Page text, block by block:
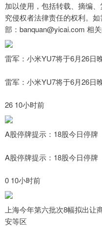
加以使用，包括转载、摘编
究侵权者法律责任的权利。
部：banquan@yicai.com 相
雷军：小米YU7将于6月26日
雷军：小米YU7将于6月26日
26 10小时前
A股停牌提示：18股今日停牌
A股停牌提示：18股今日停牌
0 10小时前
上海今年第六批次8幅拟出让
安等区